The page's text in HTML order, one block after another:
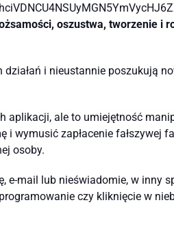
oszustwa, tworzenie i
i nieustannie poszukują
aplikacji, ale to umiejętność
zapłacenie fałszywej
osoby.
mail lub nieświadomie, w inny
czy kliknięcie w